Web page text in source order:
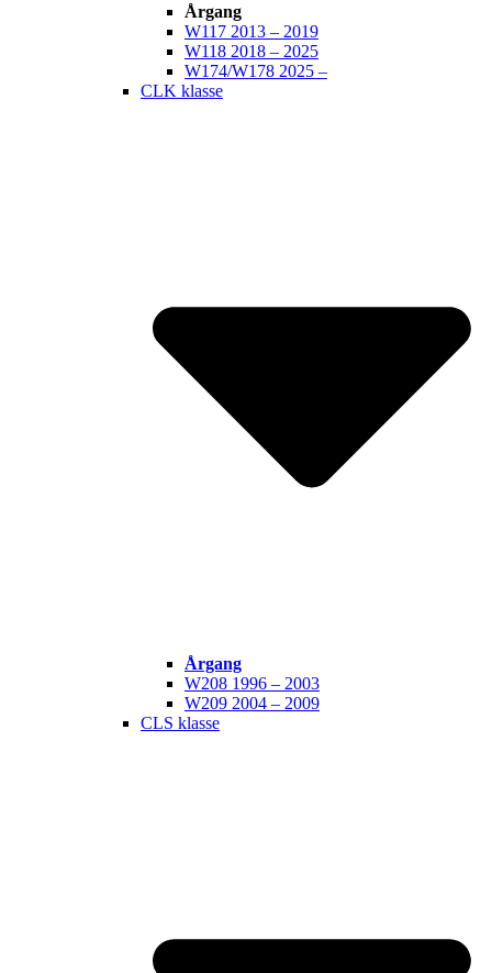
Årgang
W117 2013 – 2019
W118 2018 – 2025
W174/W178 2025 –
CLK klasse
Årgang
W208 1996 – 2003
W209 2004 – 2009
CLS klasse